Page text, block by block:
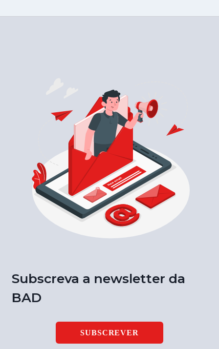
Subscreva a newsletter da
BAD
SUBSCREVER